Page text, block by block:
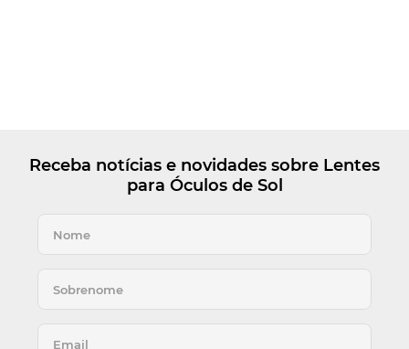
Receba notícias e novidades sobre Lentes
para Óculos de Sol